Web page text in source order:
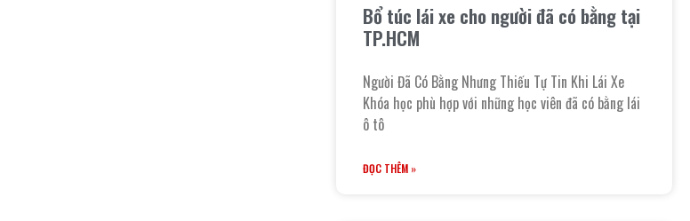
Bổ túc lái xe cho người đã có bằng tại
TP.HCM
Người Đã Có Bằng Nhưng Thiếu Tự Tin Khi Lái Xe
Khóa học phù hợp với những học viên đã có bằng lái
ô tô
ĐỌC THÊM »